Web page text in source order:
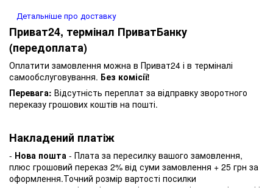
Детальніше про доставку
Приват24, термінал ПриватБанку
(передоплата)
Оплатити замовлення можна в Приват24 і в терміналі
самообслуговування. Без комісії!
Перевага: Відсутність переплат за відправку зворотного
переказу грошових коштів на пошті.
Накладений платіж
- Нова пошта - Плата за пересилку вашого замовлення,
плюс грошовий переказ 2% від суми замовлення + 25 грн за
оформлення.Точний розмір вартості посилки